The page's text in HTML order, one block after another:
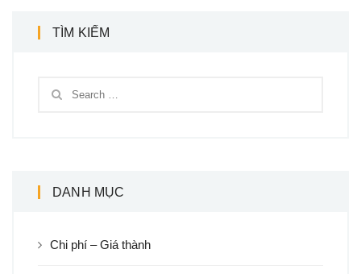
TÌM KIẾM
DANH MỤC
Chi phí – Giá thành